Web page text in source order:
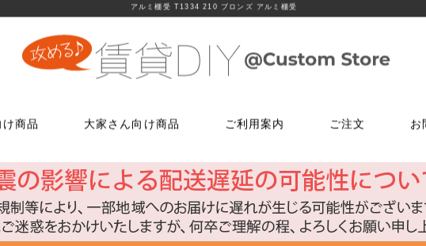
アルミ棚受 T1334 210 ブロンズ アルミ棚受
け商品
に使う 床に使う
貼ってはがせるクッションフロア
フローリング補修グッズ
貼って剥がせるカーペットシート
工具・道具
ローラー・ハケ
マスカー
その他道具類
大家さん向け商品
鍵・ドアノブ交換パーツ
玄関扉の錠・ドアノブ
浴室用ドアノブ
室内用ドアノブ
床に使う
貼ってはがせるクッションフロア
フローリング補修グッズ
貼って剥がせるカーペットシート
特
ア
特
ご利用案内 ご注文
注文
ター
：00
FAXでのご注文
06-7635-5174
FAX注文用紙はこちら
メールでのご注文
お
ーム お電話でのご注文
06-6723-5060
カスタマーセンター
平日9：30～17：00
LINEでお問合せは
こちらから友達追加